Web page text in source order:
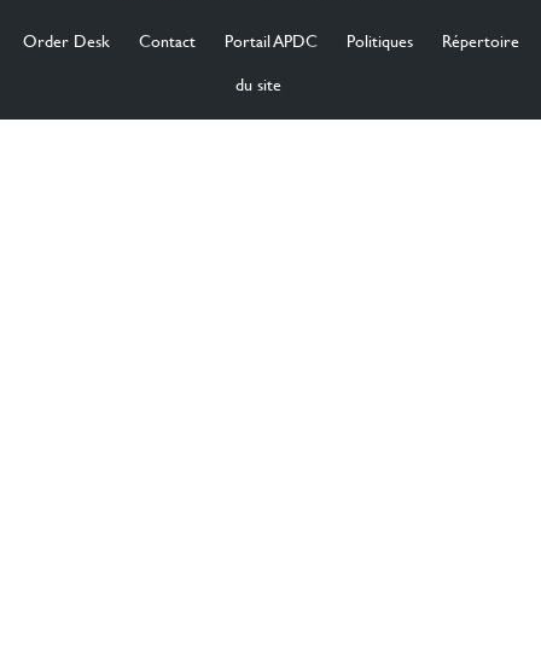
Order Desk Contact Portail APDC Politiques
Répertoire
du site